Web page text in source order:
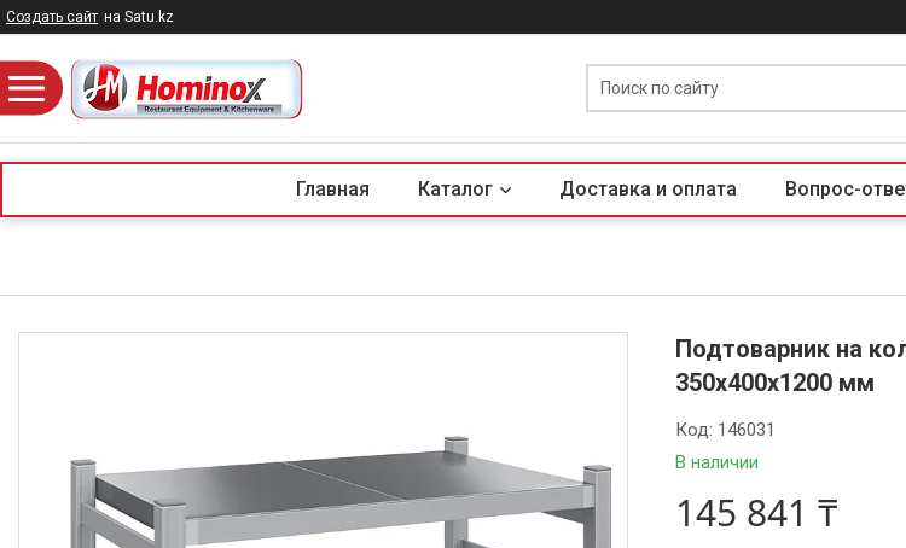
Создать сайт на Satu.kz
Главная Каталог Доставка и оплата Вопрос-
Подтоварник на
350х400х1200 мм
В наличии
Код: 146031
145 841 ₸